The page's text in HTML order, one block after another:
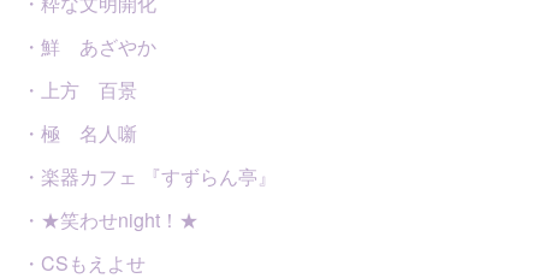
・鮮 あざやか
・上方 百景
・極 名人噺
・楽器カフェ 『すずらん亭』
・★笑わせnight！★
・CSもえよせ